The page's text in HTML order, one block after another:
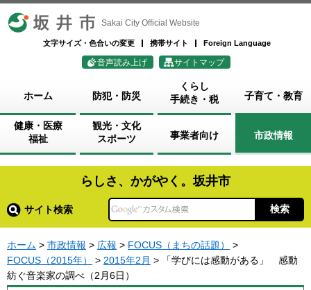
坂井市 Sakai City Official Website
文字サイズ・色合いの変更 携帯サイト Foreign Language
音声読み上げ サイトマップ
ホーム 防犯・防災
くらし
手続き・税
子育て・教育
健康・医療
福祉
観光・文化
スポーツ
事業者向け 市政情報
らしさ、かがやく。坂井市
サイト検索
ホーム > 市政情報 > 広報 > FOCUS（まちの話題）
>
FOCUS（2015年）
> 2015年2月 > 「学びには感動がある」 感動
紡ぐ音楽家の調べ（2月6日）